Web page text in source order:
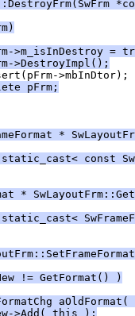
>m_isInDestroy =
>DestroyImpl();
pFrm;
*
const
*
!= GetFormat() )
aOldFormat(
>Add( this );